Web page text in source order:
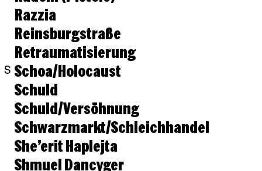
Razzia
Reinsburgstraße
Retraumatisierung
S Schoa/Holocaust
Schuld
Schuld/Versöhnung
Schwarzmarkt/Schleichhandel
She’erit Haplejta
Shmuel Dancyger